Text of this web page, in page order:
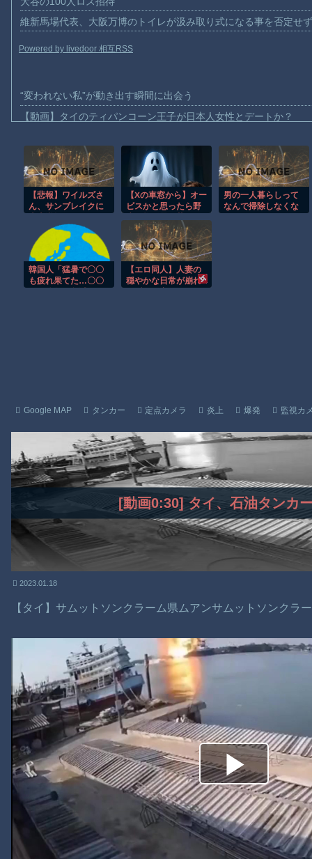
維新馬場代表、大阪万博のトイレが汲み取り式になる事を否定せ
Powered by livedoor 相互RSS
“変われない私”が動き出す瞬間に出会う
【動画】タイのティパンコーン王子が日本人女性とデートか？
AmazonのアツさMax！心も踊る「マンガ毎週末セール（50%還
【動画】これはお見事。中国重慶市で珍しい事故が撮影される。
【画像】十二支合体！！ところでその前足、猫じゃね？
【動画】逃げる判断はやっ！埼玉でスマホ運転のプリウスに当て
【動画】よく助けられたな。岐阜の川で外国人が溺れてしまう事
渡邊渚さん「私がPTSDと診断された当時、世間はまだPTSDと
【悲報】ワイルズさ
ん、サンブレイクに
ｗｗｗ
【Xの車窓から】オー
ビスかと思ったら野
か
男の一人暮らしって
なんで掃除しなくな
韓国人「猛暑で〇〇
も疲れ果てた…〇〇
【エロ同人】人妻の
穏やかな日常が崩れ
Google MAP タンカー 定点カメラ 炎上 爆発 監視カ
[動画0:30] タイ、石油タンカ
2023.01.18
【タイ】サムットソンクラーム県ムアンサムットソンクラ